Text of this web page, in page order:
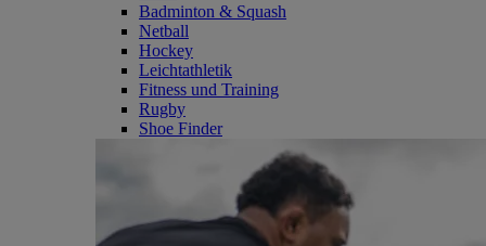
Badminton & Squash
Netball
Hockey
Leichtathletik
Fitness und Training
Rugby
Shoe Finder